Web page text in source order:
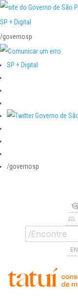
SP + Digital
/governosp
SP + Digital
/governosp
EN